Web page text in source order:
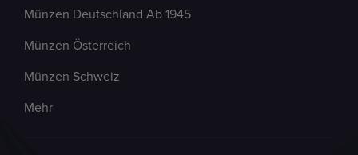
Münzen Deutschland Ab 1945
Münzen Österreich
Münzen Schweiz
Mehr